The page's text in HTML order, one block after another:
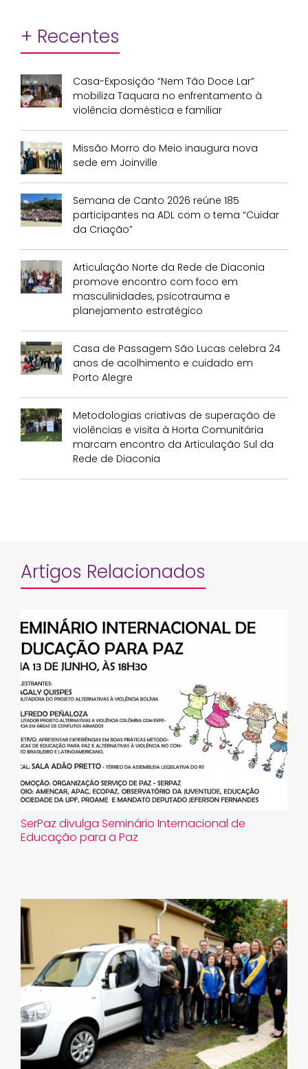
+ Recentes
Casa-Exposição “Nem Tão Doce Lar”
mobiliza Taquara no enfrentamento à
violência doméstica e familiar
Missão Morro do Meio inaugura nova
sede em Joinville
Semana de Canto 2026 reúne 185
participantes na ADL com o tema “Cuidar
da Criação”
Articulação Norte da Rede de Diaconia
promove encontro com foco em
masculinidades, psicotrauma e
planejamento estratégico
Casa de Passagem São Lucas celebra 24
anos de acolhimento e cuidado em
Porto Alegre
Metodologias criativas de superação de
violências e visita à Horta Comunitária
marcam encontro da Articulação Sul da
Rede de Diaconia
Artigos Relacionados
SerPaz divulga Seminário Internacional de
Educação para a Paz